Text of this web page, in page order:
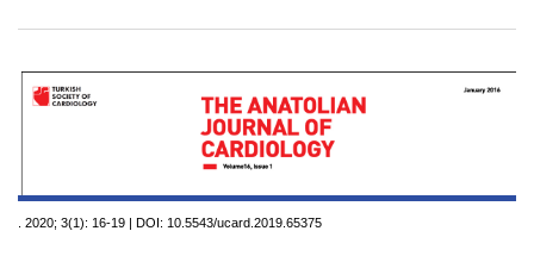
. 2020; 3(1): 16-19 | DOI: 10.5543/ucard.2019.65375